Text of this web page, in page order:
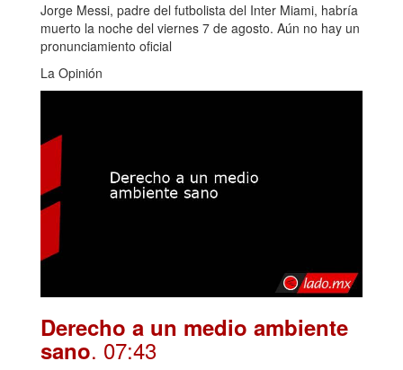
Jorge Messi, padre del futbolista del Inter Miami, habría
muerto la noche del viernes 7 de agosto. Aún no hay un
pronunciamiento oficial
La Opinión
Derecho a un medio ambiente
sano. 07:43